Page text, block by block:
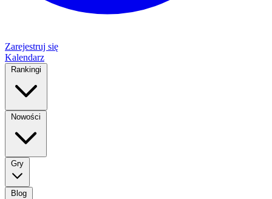
Zarejestruj się
Kalendarz
Rankingi
Nowości
Gry
Blog